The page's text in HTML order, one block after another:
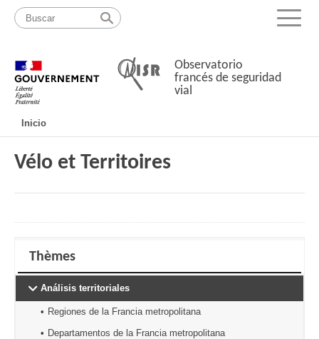
Pasar
contenido
Mapa
web
Menu
Observatorio
francés de seguridad
vial
principale
Inicio
Vélo et Territoires
Thèmes
Análisis territoriales
Regiones de la Francia metropolitana
Departamentos de la Francia metropolitana